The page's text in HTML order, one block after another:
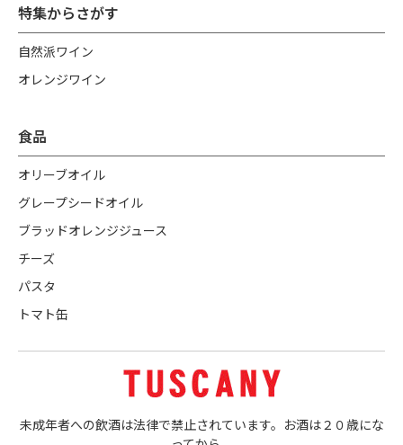
特集からさがす
自然派ワイン
オレンジワイン
食品
オリーブオイル
グレープシードオイル
ブラッドオレンジジュース
チーズ
パスタ
トマト缶
未成年者への飲酒は法律で禁止されています。お酒は２０歳にな